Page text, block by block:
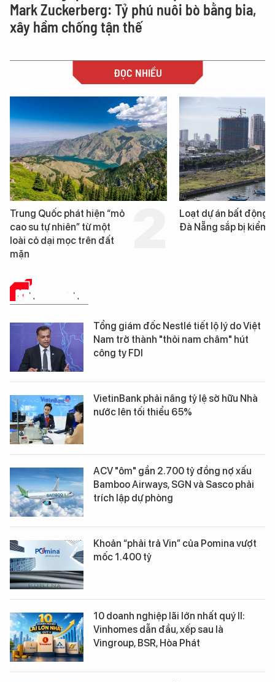
Mark Zuckerberg: Tỷ phú nuôi bò bằng bia,
xây hầm chống tận thế
ĐỌC NHIỀU
Loạt dự án bất động sản ở
Đà Nẵng sắp bị kiểm tra
Nga xây dựng hơn
km "hành lang chống
KINH DOANH
Tổng giám đốc Nestlé tiết lộ lý do Việt
Nam trở thành "thỏi nam châm" hút
công ty FDI
VietinBank phải nâng tỷ lệ sở hữu Nhà
nước lên tối thiểu 65%
ACV "ôm" gần 2.700 tỷ đồng nợ xấu
Bamboo Airways, SGN và Sasco phải
trích lập dự phòng
Khoản “phải trả Vin” của Pomina vượt
mốc 1.400 tỷ
10 doanh nghiệp lãi lớn nhất quý II:
Vinhomes dẫn đầu, xếp sau là
Vingroup, BSR, Hòa Phát